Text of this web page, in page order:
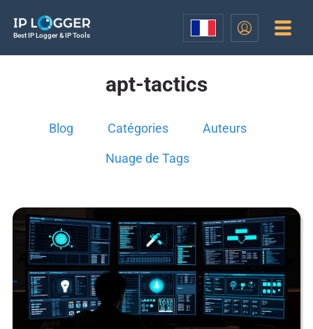
Best IP Logger & IP Tools
apt-tactics
Blog Catégories Auteurs
Nuage de Tags